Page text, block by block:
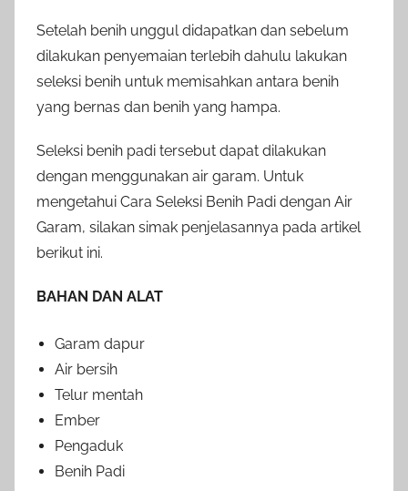
Setelah benih unggul didapatkan dan sebelum
dilakukan penyemaian terlebih dahulu lakukan
seleksi benih untuk memisahkan antara benih
yang bernas dan benih yang hampa.
Seleksi benih padi tersebut dapat dilakukan
dengan menggunakan air garam. Untuk
mengetahui Cara Seleksi Benih Padi dengan Air
Garam, silakan simak penjelasannya pada artikel
berikut ini.
BAHAN DAN ALAT
Garam dapur
Air bersih
Telur mentah
Ember
Pengaduk
Benih Padi